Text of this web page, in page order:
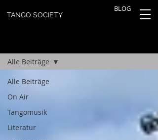
BLOG
TANGO SOCIETY
Alle Beiträge
On Air
Tangomusik
Literatur
Alle Beiträge